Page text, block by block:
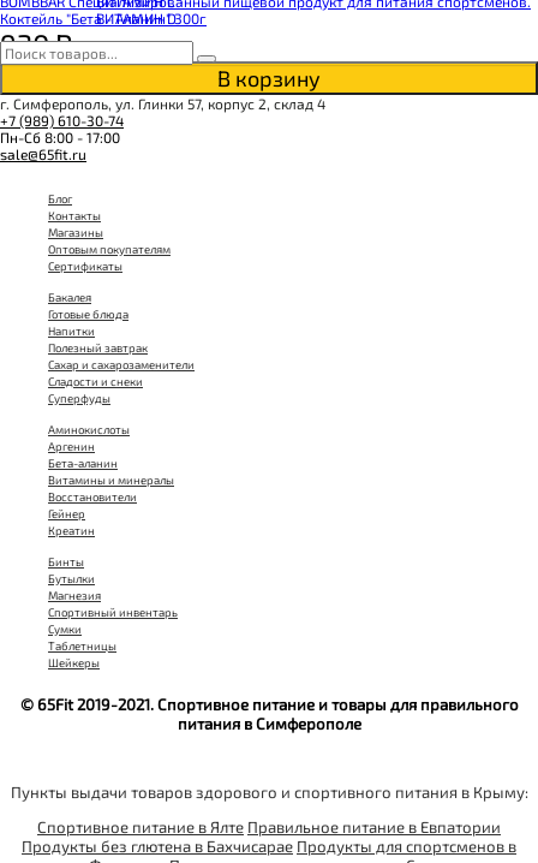
ВИТАМИН D
Коктейль "Бета - Аланин" 300г
930Р
В корзину
г. Симферополь, ул. Глинки 57, корпус 2, склад 4
+7 (989) 610-30-74
Пн-Сб 8:00 - 17:00
sale@65fit.ru
Блог
Контакты
Магазины
Оптовым покупателям
Сертификаты
Бакалея
Готовые блюда
Напитки
Полезный завтрак
Сахар и сахарозаменители
Сладости и снеки
Суперфуды
Аминокислоты
Аргенин
Бета-аланин
Витамины и минералы
Восстановители
Гейнер
Креатин
Бинты
Бутылки
Магнезия
Спортивный инвентарь
Сумки
Таблетницы
Шейкеры
© 65Fit 2019-2021. Спортивное питание и товары для правильного
питания в Симферополе
Пункты выдачи товаров здорового и спортивного питания в Крыму:
Спортивное питание в Ялте Правильное питание в Евпатории
Продукты без глютена в Бахчисарае Продукты для спортсменов в